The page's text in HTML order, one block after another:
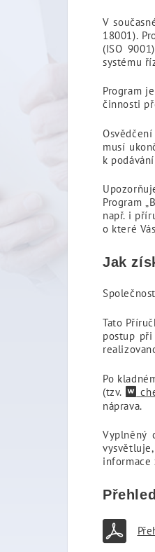
V
18001).
(ISO
systému
Program
činnosti
musí
k
Program
např. i
o které
Jak
Tato
postup
Po
(tzv.
náprava.
Vyplněný
informace